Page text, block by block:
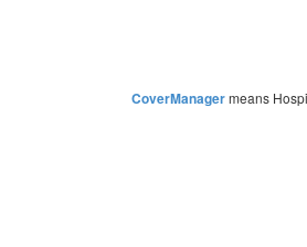
CoverManagermeans